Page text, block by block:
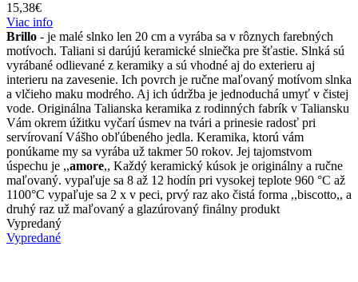
15,38€
Viac info
Brillo - je malé slnko len 20 cm a vyrába sa v rôznych farebných
motívoch. Taliani si darújú keramické slniečka pre šťastie. Slnká sú
vyrábané odlievané z keramiky a sú vhodné aj do exterieru aj
interieru na zavesenie. Ich povrch je ručne maľovaný motívom slnka
a vlčieho maku modrého. Aj ich údržba je jednoduchá umyť v čistej
vode. Originálna Talianska keramika z rodinných fabrík v Taliansku
Vám okrem úžitku vyčarí úsmev na tvári a prinesie radosť pri
servírovaní Vášho obľúbeného jedla. Keramika, ktorú vám
ponúkame my sa vyrába už takmer 50 rokov. Jej tajomstvom
úspechu je ,,amore,, Každý keramický kúsok je originálny a ručne
maľovaný. vypaľuje sa 8 až 12 hodín pri vysokej teplote 960 °C až
1100°C vypaľuje sa 2 x v peci, prvý raz ako čistá forma ,,biscotto,, a
druhý raz už maľovaný a glazúrovaný finálny produkt
Vypredaný
Vypredané